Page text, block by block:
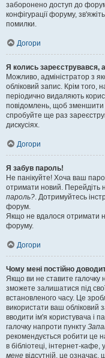
заборонено доступ до
конфігурації форуму,
помилки.
Догори
Я колись зареєструвався,
Можливо, адміністратор з
обліковий запис. Крім того,
періодично видаляють
повідомлень, щоб
спробуйте ще раз
дискусіях.
Догори
Я забув пароль!
Не панікуйте! Хоча ваш
отримати новий. Перейдіть
пароль?. Дотримуйтесь
форум.
Якщо не вдалося отримати
форуму.
Догори
Чому мені постійно
Якщо ви не ставите галочку
зможете залишатися під
встановленого часу. Це
використати ваш обліковий
вводити ім'я користувача і
галочку напроти пункту
рекомендується робити це
в бібліотеці, інтернет-кафе,
мене відсутній, це